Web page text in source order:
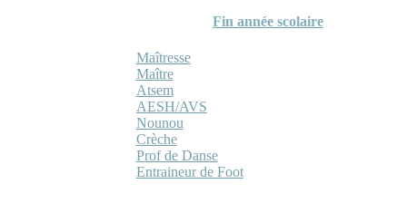
Fin année scolaire
Maîtresse
Maître
Atsem
AESH/AVS
Nounou
Crèche
Prof de Danse
Entraineur de Foot